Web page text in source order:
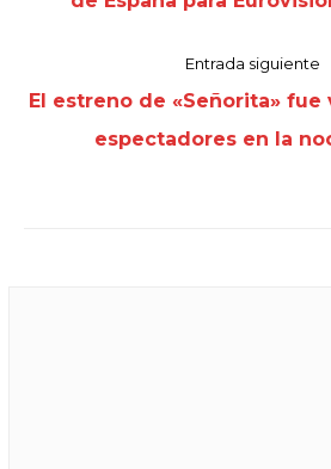
Entrada siguiente
El estreno de «Señorita»
espectadores en la